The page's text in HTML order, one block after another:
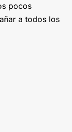
pocos
a todos los